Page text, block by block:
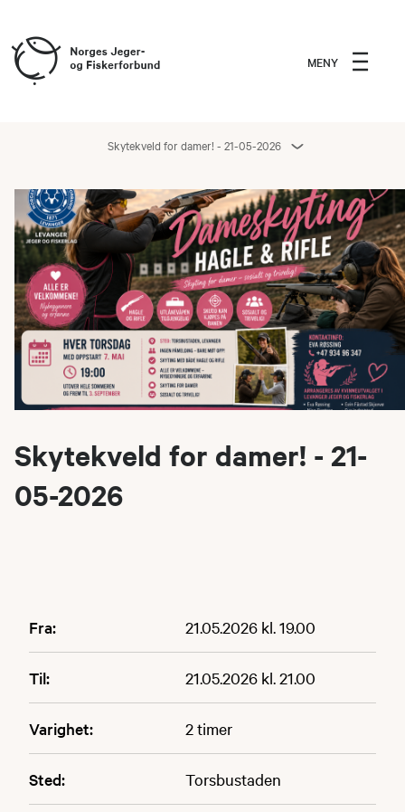
MENY
Skytekveld for damer! - 21-05-2026
Skytekveld for damer! - 21-
05-2026
Fra: 21.05.2026 kl. 19.00
Til: 21.05.2026 kl. 21.00
Varighet: 2 timer
Sted: Torsbustaden